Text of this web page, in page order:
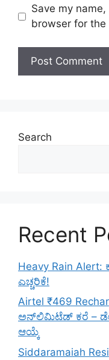
Save my
browser for the
Search
Recent
Heavy Rain
ಎಚ್ಚರಿಕೆ!
Airtel ₹469
ಅನ್‌ಲಿಮಿಟೆಡ್ ಕರೆ –
ಆಯ್ಕೆ
Siddaramaiah